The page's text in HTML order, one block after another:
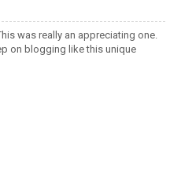
was really an appreciating one.
on blogging like this unique